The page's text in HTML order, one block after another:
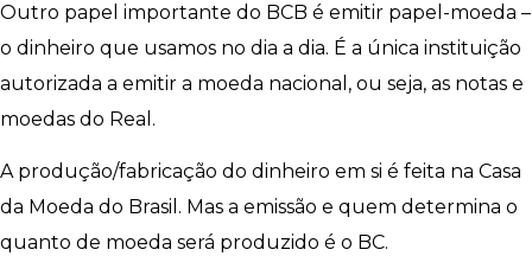
Outro papel importante do BCB é emitir papel-moeda –
o dinheiro que usamos no dia a dia. É a única instituição
autorizada a emitir a moeda nacional, ou seja, as notas e
moedas do Real.
A produção/fabricação do dinheiro em si é feita na Casa
da Moeda do Brasil. Mas a emissão e quem determina o
quanto de moeda será produzido é o BC.